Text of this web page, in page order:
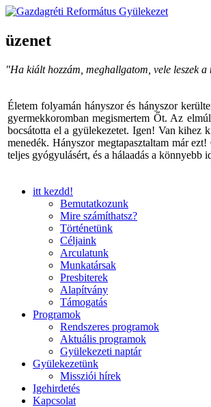
üzenet
"Ha kiált hozzám, meghallgatom, vele leszek
Életem folyamán hányszor és hányszor
gyermekkoromban megismertem Őt. Az
bocsátotta el a gyülekezetet. Igen! Van kihez
menedék. Hányszor megtapasztaltam már
teljes gyógyulásért, és a hálaadás a könnyebb
itt kezdd!
Bemutatkozunk
Mire számíthatsz?
Történetünk
Céljaink
Arculatunk
Munkatársak
Presbiterek
Alapítvány
Támogatás
Programok
Rendszeres programok
Aktuális programok
Gyülekezeti naptár
Gyülekezetünk
Missziói hírek
Igehirdetés
Kapcsolat